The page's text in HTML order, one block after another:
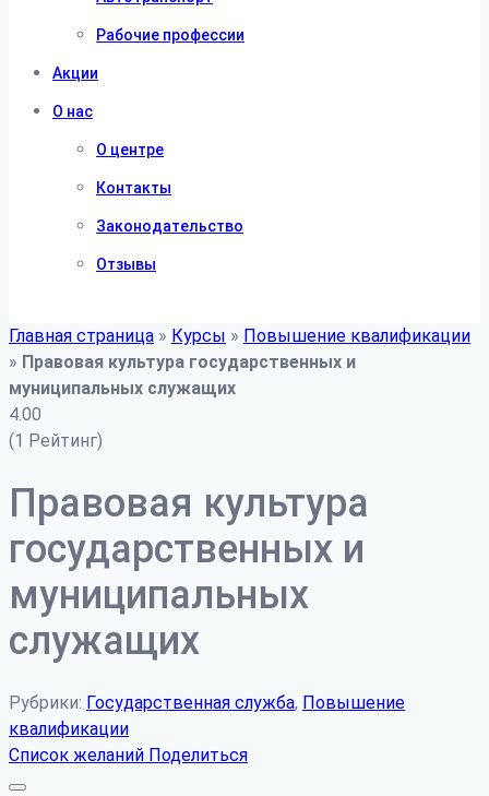
Рабочие профессии
Акции
О нас
О центре
Контакты
Законодательство
Отзывы
Главная страница » Курсы » Повышение квалификации
» Правовая культура государственных и
муниципальных служащих
4.00
(1 Рейтинг)
Правовая культура
государственных и
муниципальных
служащих
Рубрики: Государственная служба, Повышение
квалификации
Список желаний Поделиться